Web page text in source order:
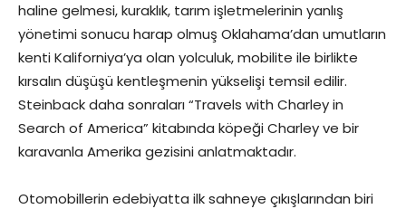
haline gelmesi, kuraklık, tarım işletmelerinin yanlış
yönetimi sonucu harap olmuş Oklahama’dan umutların
kenti Kaliforniya’ya olan yolculuk, mobilite ile birlikte
kırsalın düşüşü kentleşmenin yükselişi temsil edilir.
Steinback daha sonraları “Travels with Charley in
Search of America” kitabında köpeği Charley ve bir
karavanla Amerika gezisini anlatmaktadır.
Otomobillerin edebiyatta ilk sahneye çıkışlarından biri